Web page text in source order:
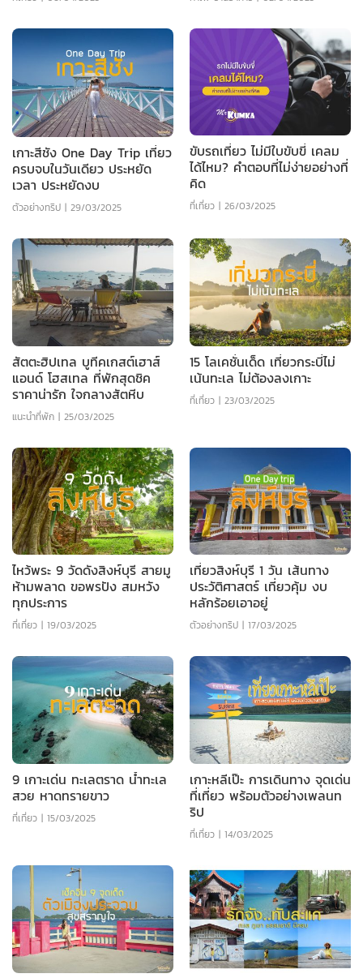
เกาะสีชัง One Day Trip เที่ยว
ครบจบในวันเดียว ประหยัด
เวลา ประหยัดงบ
ตัวอย่างทริป | 29/03/2025
ขับรถเที่ยว ไม่มีใบขับขี่ เคลม
ได้ไหม? คำตอบที่ไม่ง่ายอย่างที่
คิด
ที่เที่ยว | 26/03/2025
สัตตะฮิปเทล บูทีคเกสต์เฮาส์
แอนด์ โฮสเทล ที่พักสุดชิค
ราคาน่ารัก ใจกลางสัตหีบ
แนะนำที่พัก | 25/03/2025
15 โลเคชั่นเด็ด เที่ยวกระบี่ไม่
เน้นทะเล ไม่ต้องลงเกาะ
ที่เที่ยว | 23/03/2025
ไหว้พระ 9 วัดดังสิงห์บุรี สายมู
ห้ามพลาด ขอพรปัง สมหวัง
ทุกประการ
ที่เที่ยว | 19/03/2025
เที่ยวสิงห์บุรี 1 วัน เส้นทาง
ประวัติศาสตร์ เที่ยวคุ้ม งบ
หลักร้อยเอาอยู่
ตัวอย่างทริป | 17/03/2025
9 เกาะเด่น ทะเลตราด น้ำทะเล
สวย หาดทรายขาว
ที่เที่ยว | 15/03/2025
เกาะหลีเป๊ะ การเดินทาง จุดเด่น
ที่เที่ยว พร้อมตัวอย่างเพลนท
ริป
ที่เที่ยว | 14/03/2025